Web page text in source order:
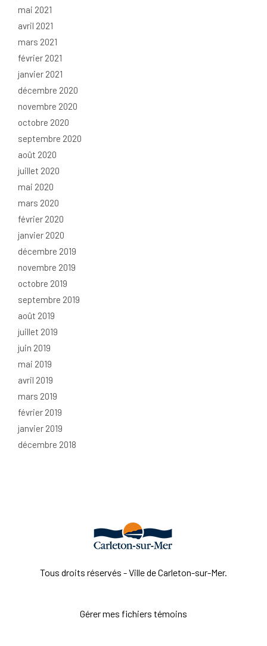
mai 2021
avril 2021
mars 2021
février 2021
janvier 2021
décembre 2020
novembre 2020
octobre 2020
septembre 2020
août 2020
juillet 2020
mai 2020
mars 2020
février 2020
janvier 2020
décembre 2019
novembre 2019
octobre 2019
septembre 2019
août 2019
juillet 2019
juin 2019
mai 2019
avril 2019
mars 2019
février 2019
janvier 2019
décembre 2018
Tous droits réservés - Ville de Carleton-sur-Mer.
Gérer mes fichiers témoins